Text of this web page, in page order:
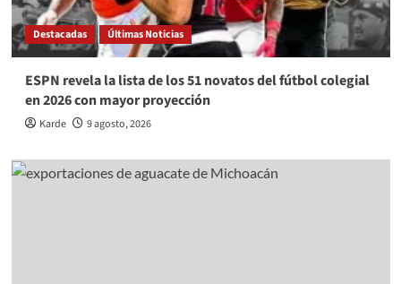
Destacadas Últimas Noticias
ESPN revela la lista de los 51 novatos del fútbol colegial
en 2026 con mayor proyección
Karde 9 agosto, 2026